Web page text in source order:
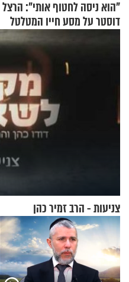
"הוא ניסה לחטוף אותי": הרצל
דוסטר על מסע חייו המטלטל
צניעות - הרב זמיר כהן